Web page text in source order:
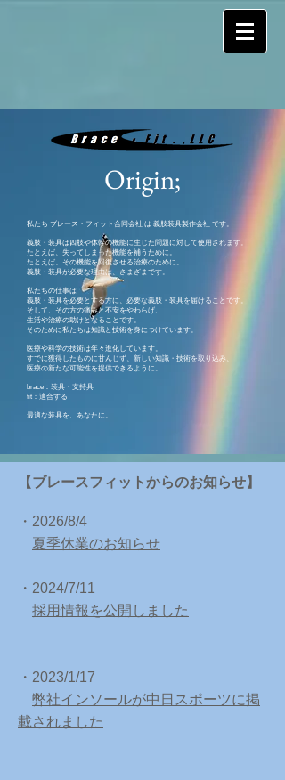
Origin;
私たち ブレース・フィット合同会社 は 義肢装具製作会社 です。
義肢・装具は四肢や体幹の機能に生じた問題に対して使用されます。
たとえば、失ってしまった機能を補うために。
たとえば、その機能を回復させる治療のために。
義肢・装具が必要な理由は、さまざまです。
私たちの仕事は
義肢・装具を必要とする方に、必要な義肢・装具を届けることです。
そして、その方の痛みと不安をやわらげ、
生活や治療の助けとなることです。
そのために私たちは知識と技術を身につけています。
医療や科学の技術は年々進化しています。
すでに獲得したものに甘んじず、新しい知識・技術を取り込み、
医療の新たな可能性を提供できるように。
brace：装具・支持具
fit：適合する
最適な装具を、あなたに。
【ブレースフィットからのお知らせ】
・2026/8/4
夏季休業のお知らせ
・2024/7/11
採用情報を公開しました
・2023/1/17
弊社インソールが中日スポーツに掲
載されました